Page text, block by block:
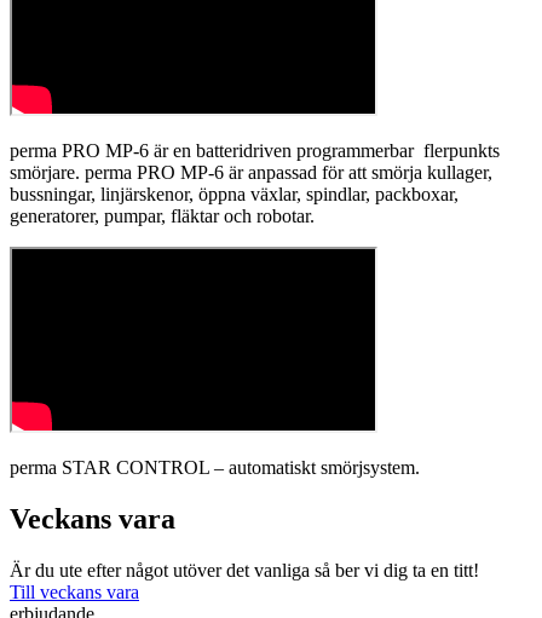
perma PRO MP-6 är en batteridriven programmerbar flerpunkts
smörjare. perma PRO MP-6 är anpassad för att smörja kullager,
bussningar, linjärskenor, öppna växlar, spindlar, packboxar,
generatorer, pumpar, fläktar och robotar.
perma STAR CONTROL – automatiskt smörjsystem.
Veckans vara
Är du ute efter något utöver det vanliga så ber vi dig ta en titt!
Till veckans vara
erbjudande